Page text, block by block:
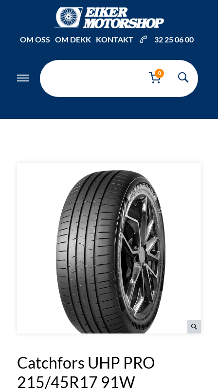
OM OSS OM DEKK KONTAKT 32 25 06 00
0
Catchfors UHP PRO
215/45R17 91W